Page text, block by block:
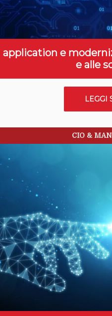
application e
e alle
LEGGI
CIO &